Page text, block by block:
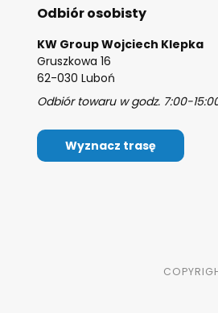
Odbiór osobisty
KW Group Wojciech Klepka
Gruszkowa 16
62-030 Luboń
Odbiór towaru w godz. 7:00-
Wyznacz trasę